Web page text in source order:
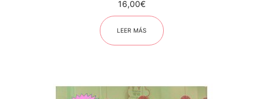
16,00€
LEER MÁS